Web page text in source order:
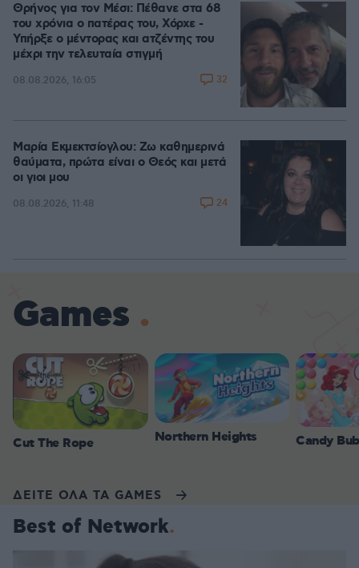
Θρήνος για τον Μέσι: Πέθανε στα 68
του χρόνια ο πατέρας του, Χόρχε -
Υπήρξε ο μέντορας και ατζέντης του
μέχρι την τελευταία στιγμή
08.08.2026, 16:05 32
Μαρία Εκμεκτσίογλου: Ζω καθημερινά
θαύματα, πρώτα είναι ο Θεός και μετά
οι γιοι μου
08.08.2026, 11:48 24
Games
Cut The Rope Northern Heights Candy
ΔΕΙΤΕ ΟΛΑ ΤΑ GAMES
Best of Network